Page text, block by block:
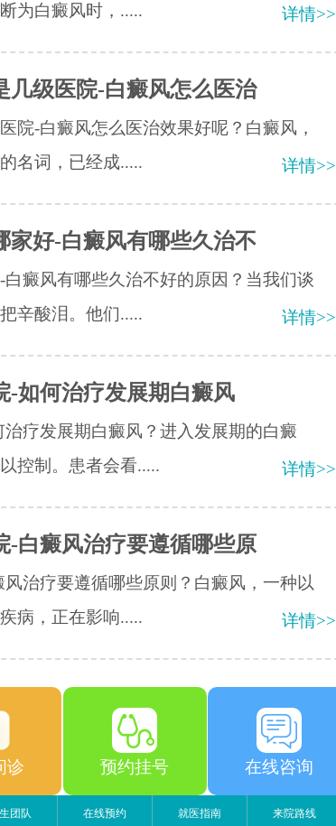
为白癜风时，.....
详情>>
几级医院-白癜风怎么医治
院-白癜风怎么医治效果好呢？白癜风，
名词，已经成.....
详情>>
家好-白癜风有哪些久治不
癜风有哪些久治不好的原因？当我们谈
辛酸泪。他们.....
详情>>
-如何治疗发展期白癜风
疗发展期白癜风？进入发展期的白癜
控制。患者会看.....
详情>>
-白癜风治疗要遵循哪些原
治疗要遵循哪些原则？白癜风，一种以
病，正在影响.....
详情>>
诊 预约挂号 在线咨询
团队 在线预约 就医指南 来院路线